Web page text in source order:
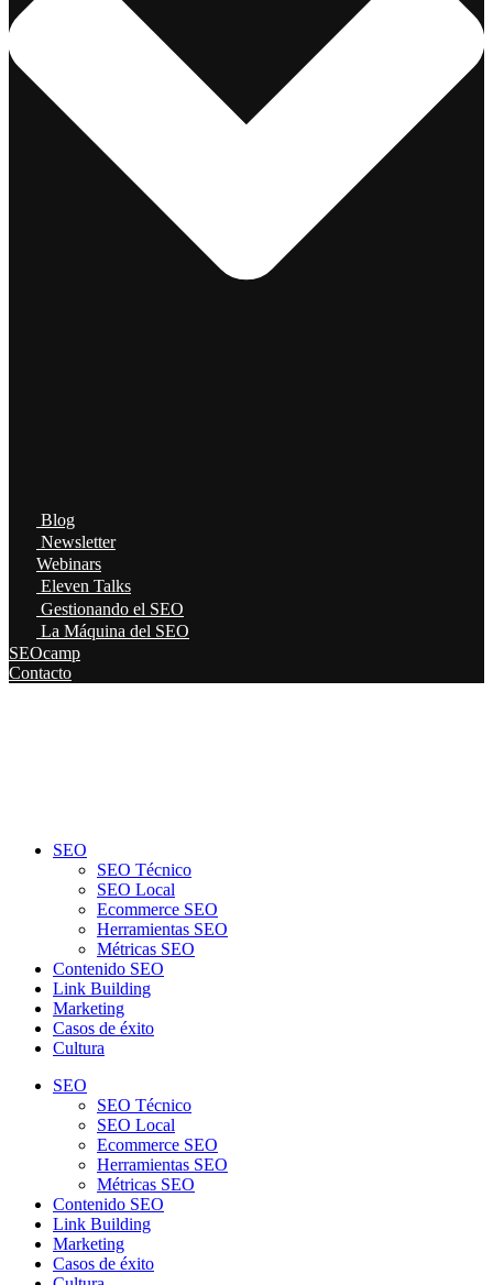
Blog
Newsletter
Webinars
Eleven Talks
Gestionando el SEO
La Máquina del SEO
SEOcamp
Contacto
SEO
SEO Técnico
SEO Local
Ecommerce SEO
Herramientas SEO
Métricas SEO
Contenido SEO
Link Building
Marketing
Casos de éxito
Cultura
SEO
SEO Técnico
SEO Local
Ecommerce SEO
Herramientas SEO
Métricas SEO
Contenido SEO
Link Building
Marketing
Casos de éxito